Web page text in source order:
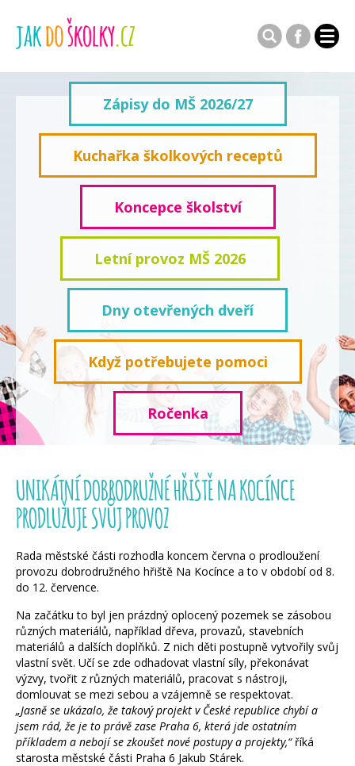
Zápisy do MŠ 2026/27
Kuchařka školkových receptů
Koncepce školství
Letní provoz MŠ 2026
Dny otevřených dveří
Když potřebujete pomoci
Ročenka
UNIKÁTNÍ DOBRODRUŽNÉ HŘIŠTĚ NA KOCÍNCE
PRODLUŽUJE SVŮJ PROVOZ
Rada městské části rozhodla koncem června o prodloužení
provozu dobrodružného hřiště Na Kocínce a to v období od 8.
do 12. července.
Na začátku to byl jen prázdný oplocený pozemek se zásobou
různých materiálů, například dřeva, provazů, stavebních
materiálů a dalších doplňků. Z nich děti postupně vytvořily svůj
vlastní svět. Učí se zde odhadovat vlastní síly, překonávat
výzvy, tvořit z různých materiálů, pracovat s nástroji,
domlouvat se mezi sebou a vzájemně se respektovat.
„Jasně se ukázalo, že takový projekt v České republice chybí a
jsem rád, že je to právě zase Praha 6, která jde ostatním
příkladem a nebojí se zkoušet nové postupy a projekty,“ říká
starosta městské části Praha 6 Jakub Stárek.